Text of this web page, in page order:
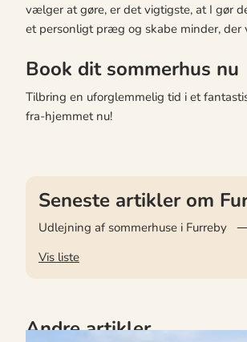
vælger at gøre, er det vigtigste, at I gør
et personligt præg og skabe minder,
Book dit sommerhus nu
Tilbring en uforglemmelig tid i et
fra-hjemmet nu!
Seneste artikler om
Udlejning af sommerhuse i Furreby
Vis liste
Andre artikler